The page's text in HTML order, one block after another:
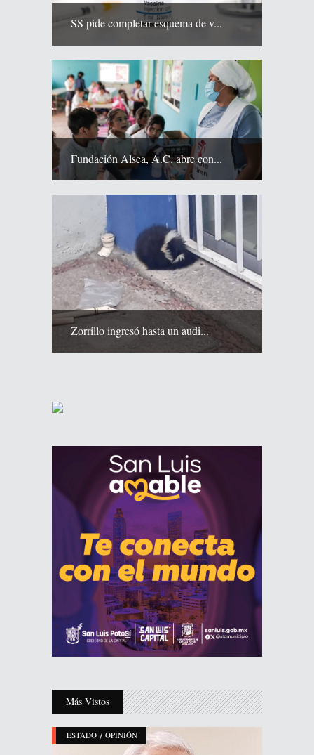
SS pide completar esquema de v...
Fundación Alsea, A.C. abre con...
Zorrillo ingresó hasta un audi...
Más Vistos
ESTADO / OPINIÓN